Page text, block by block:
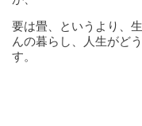
要は畳、というより、
んの暮らし、人生がど
す。